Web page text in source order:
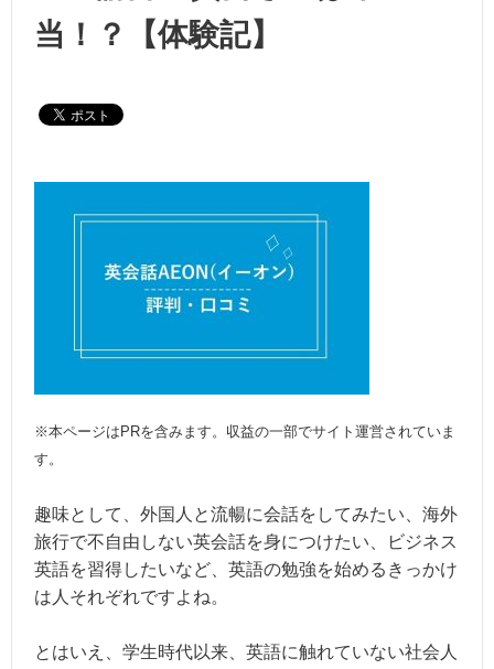
当！？【体験記】
※本ページはPRを含みます。収益の一部でサイト運営されていま
す。
趣味として、外国人と流暢に会話をしてみたい、海外
旅行で不自由しない英会話を身につけたい、ビジネス
英語を習得したいなど、英語の勉強を始めるきっかけ
は人それぞれですよね。
とはいえ、学生時代以来、英語に触れていない社会人